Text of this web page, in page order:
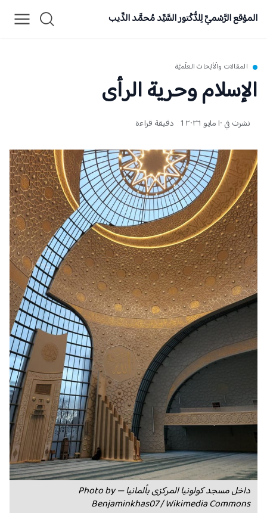
الموْقع الرَّسْميِّ لِلدُّكْتور السَّيِّد مُحمَّد الدِّيب
المقالات والْأبْحاث العلْميَّة
الإسلام وحرية الرأى
نشرت في ١٠ مايو ٢٠٢٦ 1 دقيقة قراءة
داخل مسجد كولونيا المركزى بألمانيا — Photo by
Benjaminkhas07 / Wikimedia Commons